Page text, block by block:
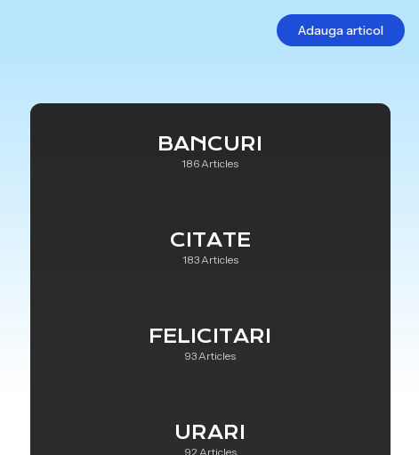
Adauga articol
BANCURI
186 Articles
CITATE
183 Articles
FELICITARI
93 Articles
URARI
92 Articles